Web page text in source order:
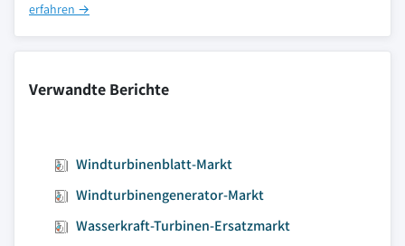
erfahren →
Verwandte Berichte
Windturbinenblatt-Markt
Windturbinengenerator-Markt
Wasserkraft-Turbinen-Ersatzmarkt